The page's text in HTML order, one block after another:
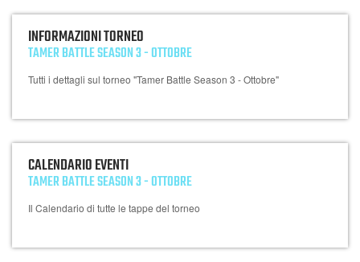
INFORMAZIONI TORNEO
TAMER BATTLE SEASON 3 - OTTOBRE
Tutti i dettagli sul torneo "Tamer Battle Season 3 - Ottobre"
CALENDARIO EVENTI
TAMER BATTLE SEASON 3 - OTTOBRE
Il Calendario di tutte le tappe del torneo